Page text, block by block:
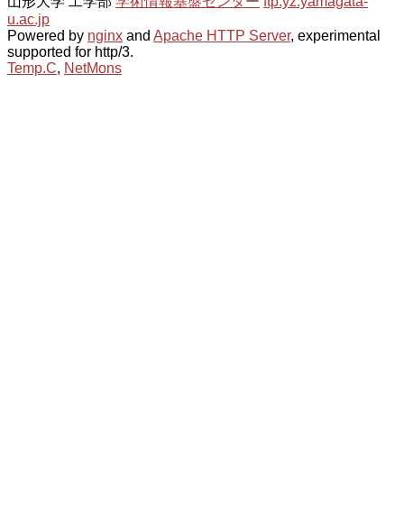
u.ac.jp
Powered by nginx and Apache HTTP Server, experimental
supported for http/3.
Temp.C, NetMons